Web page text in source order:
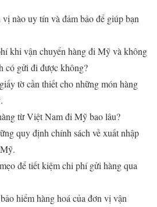
nào uy tín và đảm bảo để giúp bạn
khi vận chuyển hàng đi Mỹ và không
có gửi đi được không?
tờ cần thiết cho những món hàng
từ Việt Nam đi Mỹ bao lâu?
quy định chính sách về xuất nhập
để tiết kiệm chi phí gửi hàng qua
hiểm hàng hoá của đơn vị vận